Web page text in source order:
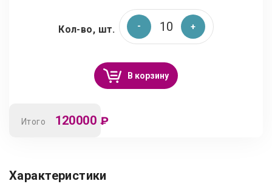
Кол-во, шт.
В корзину
Итого 120000 ₽
Характеристики